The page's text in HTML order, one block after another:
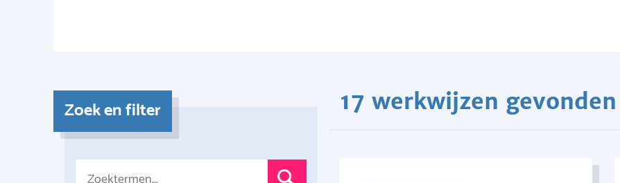
Zoek en filter 17 werkwijzen gevonden